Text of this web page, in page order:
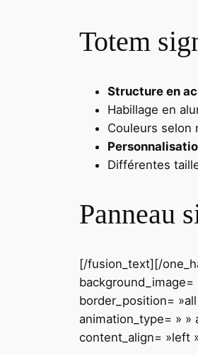
Totem
Structure en
Habillage en
Couleurs selon
Différentes
Panneau
[/fusion_text][/
border_position=
animation_type= » »
content_align= »left